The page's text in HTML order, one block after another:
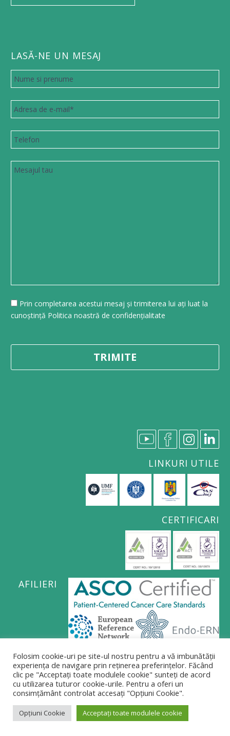
LASĂ-NE UN MESAJ
Prin completarea acestui mesaj și trimiterea lui ați luat la
cunoștință Politica noastră de confidențialitate
LINKURI UTILE
CERTIFICARI
AFILIERI
Politica de confidențialitate
Politica privind supravegherea video
Politica privind modulele cookie
Termeni și condiții utilizare site
Folosim cookie-uri pe site-ul nostru pentru a vă imbunătății
experiența de navigare prin reținerea preferințelor. Făcând
clic pe "Acceptați toate modulele cookie" sunteți de acord
cu utilizarea tuturor cookie-urile. Pentru a oferi un
consimțământ controlat accesați "Opțiuni Cookie".
Opțiuni Cookie Acceptați toate modulele cookie